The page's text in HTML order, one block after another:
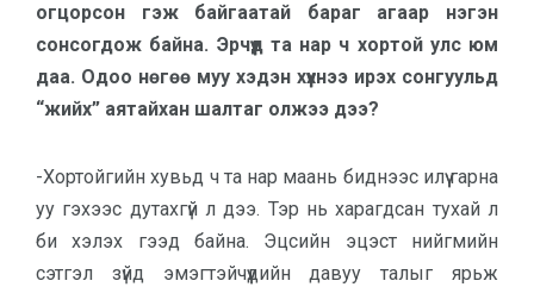
огцорсон гэж байгаатай бараг агаар нэгэн
сонсогдож байна. Эрчүүд та нар ч хортой улс юм
даа. Одоо нөгөө муу хэдэн хүүхнээ ирэх сонгуульд
“жийх” аятайхан шалтаг олжээ дээ?
-Хортойгийн хувьд ч та нар маань биднээс илүү гарна
уу гэхээс дутахгүй л дээ. Тэр нь харагдсан тухай л
би хэлэх гээд байна. Эцсийн эцэст нийгмийн
сэтгэл зүйд эмэгтэйчүүдийн давуу талыг ярьж